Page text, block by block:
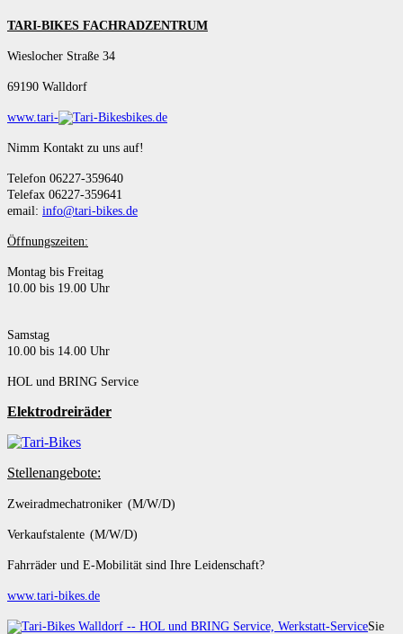
TARI-BIKES FACHRADZENTRUM
Wieslocher Straße 34
69190 Walldorf
www.tari- bikes.de
Nimm Kontakt zu uns auf!
Telefon 06227-359640
Telefax 06227-359641
email: info@tari-bikes.de
Öffnungszeiten:
Montag bis Freitag
10.00 bis 19.00 Uhr
Samstag
10.00 bis 14.00 Uhr
HOL und BRING Service
Elektrodreiräder
Stellenangebote:
Zweiradmechatroniker (M/W/D)
Verkaufstalente (M/W/D)
Fahrräder und E-Mobilität sind Ihre Leidenschaft?
www.tari-bikes.de
Sie